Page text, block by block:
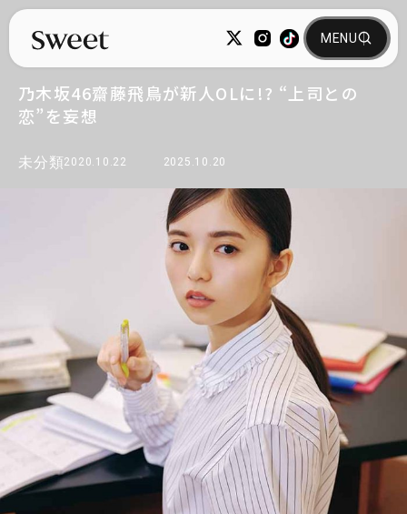
未分類2020.10.22 2025.10.20
乃木坂46齋藤飛鳥が新人OLに!? “上司との
恋”を妄想